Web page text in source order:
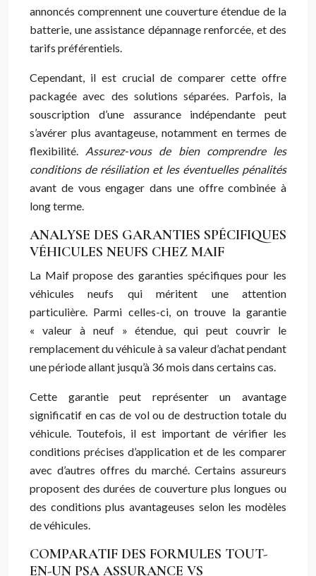
annoncés comprennent une couverture étendue de la
batterie, une assistance dépannage renforcée, et des
tarifs préférentiels.
Cependant, il est crucial de comparer cette offre
packagée avec des solutions séparées. Parfois, la
souscription d’une assurance indépendante peut
s’avérer plus avantageuse, notamment en termes de
flexibilité. Assurez-vous de bien comprendre les
conditions de résiliation et les éventuelles pénalités
avant de vous engager dans une offre combinée à
long terme.
ANALYSE DES GARANTIES SPÉCIFIQUES
VÉHICULES NEUFS CHEZ MAIF
La Maif propose des garanties spécifiques pour les
véhicules neufs qui méritent une attention
particulière. Parmi celles-ci, on trouve la garantie
« valeur à neuf » étendue, qui peut couvrir le
remplacement du véhicule à sa valeur d’achat pendant
une période allant jusqu’à 36 mois dans certains cas.
Cette garantie peut représenter un avantage
significatif en cas de vol ou de destruction totale du
véhicule. Toutefois, il est important de vérifier les
conditions précises d’application et de les comparer
avec d’autres offres du marché. Certains assureurs
proposent des durées de couverture plus longues ou
des conditions plus avantageuses selon les modèles
de véhicules.
COMPARATIF DES FORMULES TOUT-
EN-UN PSA ASSURANCE VS